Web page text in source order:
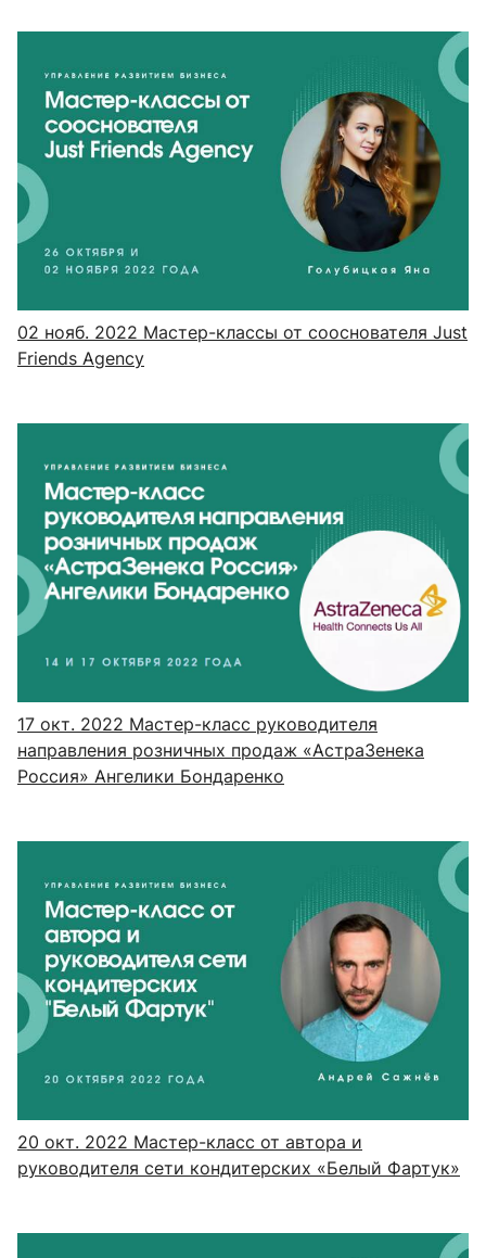
02 нояб. 2022 Мастер-классы от сооснователя Just
Friends Agency
17 окт. 2022 Мастер-класс руководителя
направления розничных продаж «АстраЗенека
Россия» Ангелики Бондаренко
20 окт. 2022 Мастер-класс от автора и
руководителя сети кондитерских «Белый Фартук»